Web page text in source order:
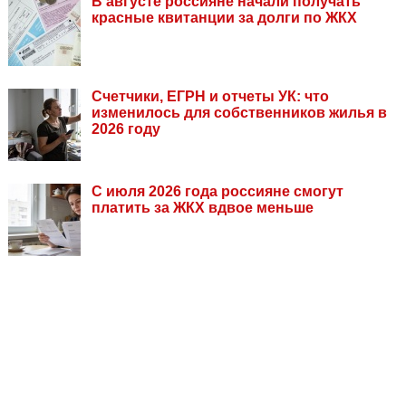
красные квитанции за долги по ЖКХ
Счетчики, ЕГРН и отчеты УК: что
изменилось для собственников жилья в
2026 году
С июля 2026 года россияне смогут
платить за ЖКХ вдвое меньше